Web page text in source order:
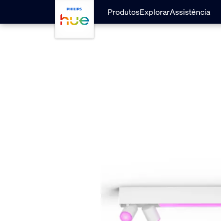
Passar para o conteúdo principal
ProdutosExplorarAssistência